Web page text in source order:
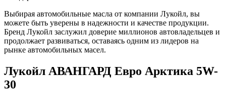
Выбирая автомобильные масла от компании Лукойл, вы
можете быть уверены в надежности и качестве продукции.
Бренд Лукойл заслужил доверие миллионов автовладельцев и
продолжает развиваться, оставаясь одним из лидеров на
рынке автомобильных масел.
Лукойл АВАНГАРД Евро Арктика 5W-
30